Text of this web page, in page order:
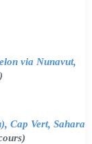
via Nunavut,
Cap Vert, Sahara